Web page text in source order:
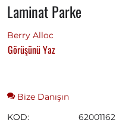
Laminat Parke
Berry Alloc
Görüşünü Yaz
Bize Danışın
KOD:
62001162